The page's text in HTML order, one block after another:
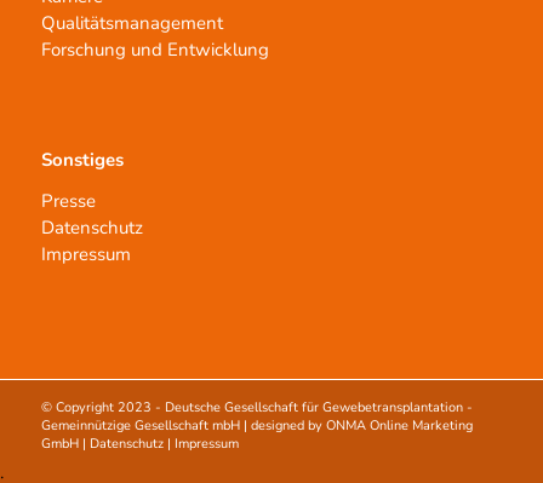
Qualitätsmanagement
Forschung und Entwicklung
Sonstiges
Presse
Datenschutz
Impressum
© Copyright 2023 - Deutsche Gesellschaft für Gewebetransplantation -
Gemeinnützige Gesellschaft mbH| designed by ONMA Online Marketing
GmbH| Datenschutz| Impressum